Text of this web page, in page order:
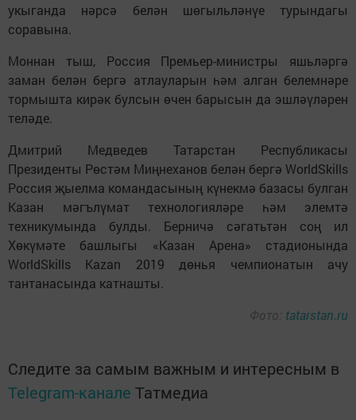
укыганда нәрсә белән шөгыльләнүе турындагы
соравына.
Моннан тыш, Россия Премьер-министры яшьләргә
заман белән бергә атлауларын һәм алган белемнәре
тормышта кирәк булсын өчен барысын да эшләүләрен
теләде.
Дмитрий Медведев Татарстан Республикасы
Президенты Рөстәм Миңнеханов белән бергә WorldSkills
Россия җыелма командасының күнекмә базасы булган
Казан мәгълүмат технологияләре һәм элемтә
техникумында булды. Берничә сәгатьтән соң ил
Хөкүмәте башлыгы «Казан Арена» стадионында
WorldSkills Kazan 2019 дөнья чемпионатын ачу
тантанасында катнашты.
Фото: tatarstan.ru
Следите за самым важным и интересным в
Telegram-канале Татмедиа